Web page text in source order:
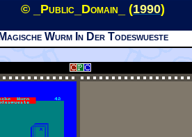
© _Public_Domain_ (1990)
Wurm In Der Todeswueste